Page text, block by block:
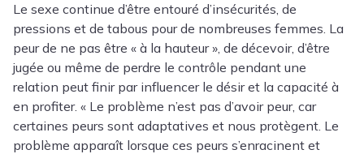
Le sexe continue d’être entouré d’insécurités, de
pressions et de tabous pour de nombreuses femmes. La
peur de ne pas être « à la hauteur », de décevoir, d’être
jugée ou même de perdre le contrôle pendant une
relation peut finir par influencer le désir et la capacité à
en profiter. « Le problème n’est pas d’avoir peur, car
certaines peurs sont adaptatives et nous protègent. Le
problème apparaît lorsque ces peurs s’enracinent et